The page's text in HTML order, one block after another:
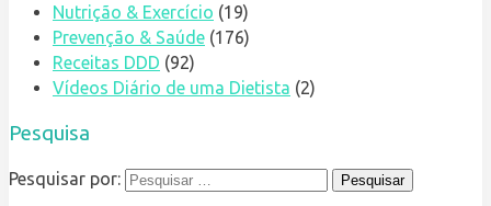
Nutrição & Exercício (19)
Prevenção & Saúde (176)
Receitas DDD (92)
Vídeos Diário de uma Dietista (2)
Pesquisa
Pesquisar por: